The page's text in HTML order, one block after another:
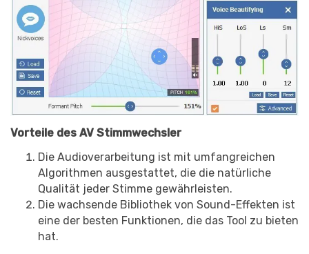
Vorteile des AV Stimmwechsler
Die Audioverarbeitung ist mit umfangreichen
Algorithmen ausgestattet, die die natürliche
Qualität jeder Stimme gewährleisten.
Die wachsende Bibliothek von Sound-Effekten ist
eine der besten Funktionen, die das Tool zu bieten
hat.